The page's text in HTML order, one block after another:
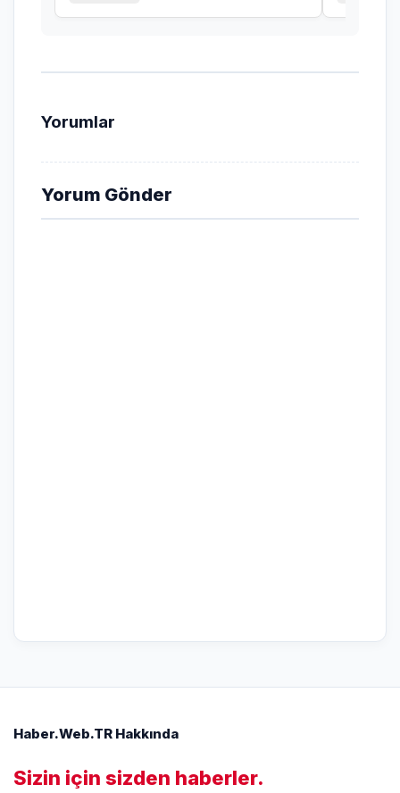
Yorumlar
Yorum Gönder
Haber.Web.TR Hakkında
Sizin için sizden haberler.